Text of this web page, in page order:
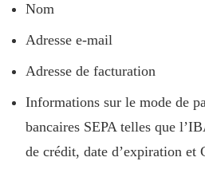
Nom
Adresse e-mail
Adresse de facturation
Informations sur le mode de
bancaires SEPA telles que
de crédit, date d’expiration et